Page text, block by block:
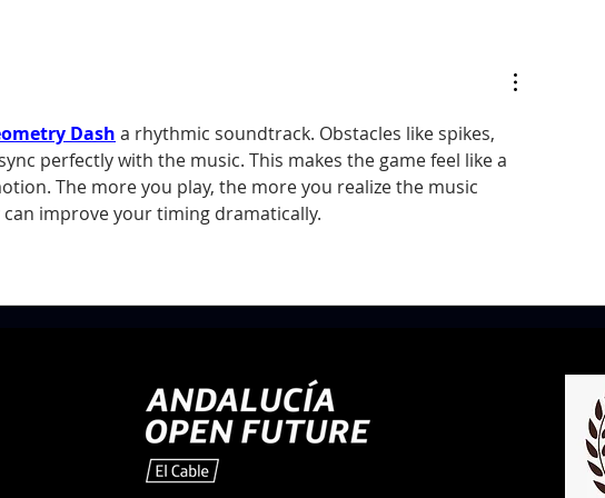
Dash a rhythmic soundtrack. Obstacles like spikes,
perfectly with the music. This makes the game feel like a
The more you play, the more you realize the music
improve your timing dramatically.